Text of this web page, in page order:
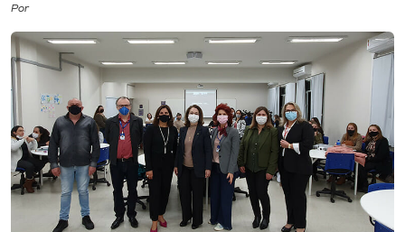
Biblioteca
Editora
Rádio
Museu
Por